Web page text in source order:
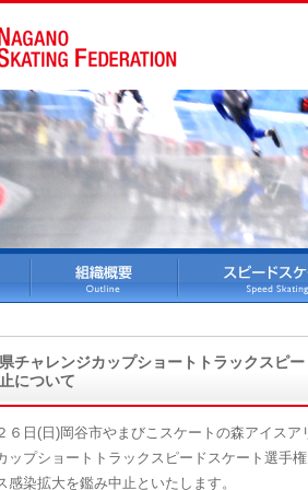
チャレンジカップショートトラックスピ
について
６日(日)岡谷市やまびこスケートの森アイス
ップショートトラックスピードスケート選手
感染拡大を鑑み中止といたします。